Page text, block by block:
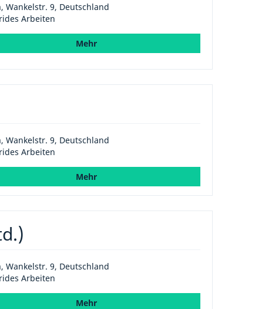
Wankelstr. 9, Deutschland
Arbeiten
Mehr
Wankelstr. 9, Deutschland
Arbeiten
Mehr
Wankelstr. 9, Deutschland
Arbeiten
Mehr